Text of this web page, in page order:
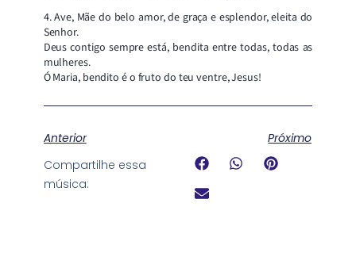
4. Ave, Mãe do belo amor, de graça e esplendor, eleita do
Senhor.
Deus contigo sempre está, bendita entre todas, todas as
mulheres.
Ó Maria, bendito é o fruto do teu ventre, Jesus!
Anterior
Próximo
Compartilhe essa
música: